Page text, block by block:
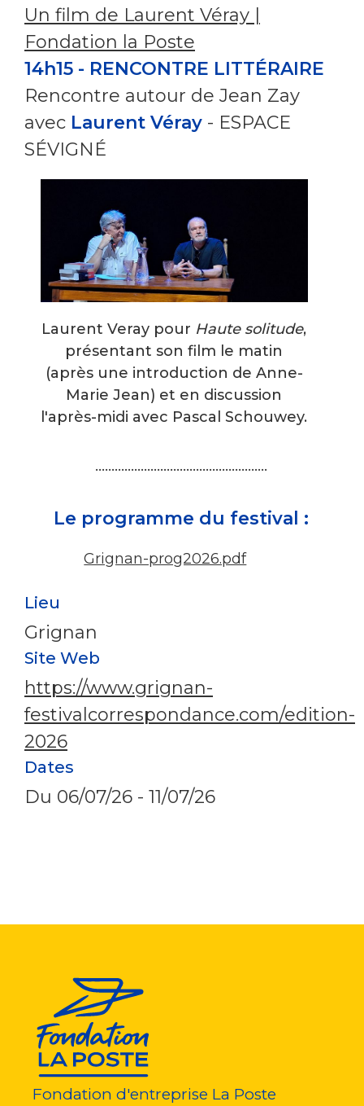
Un film de Laurent Véray |
Fondation la Poste
14h15 - RENCONTRE LITTÉRAIRE
Rencontre autour de Jean Zay
avec Laurent Véray - ESPACE
SÉVIGNÉ
Laurent Veray pour Haute solitude,
présentant son film le matin
(après une introduction de Anne-
Marie Jean) et en discussion
l'après-midi avec Pascal Schouwey.
.....................................................
Le programme du festival :
Grignan-prog2026.pdf
Lieu
Grignan
Site Web
https://www.grignan-
festivalcorrespondance.com/edition-
2026
Dates
Du 06/07/26 - 11/07/26
Fondation d'entreprise La Poste